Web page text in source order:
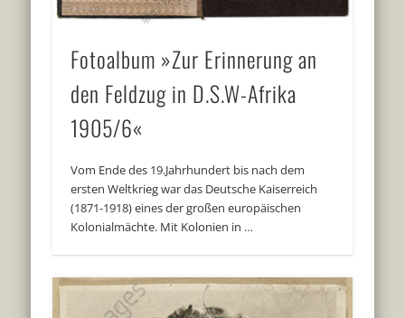
Fotoalbum »Zur Erinnerung an
den Feldzug in D.S.W-Afrika
1905/6«
Vom Ende des 19.Jahrhundert bis nach dem
ersten Weltkrieg war das Deutsche Kaiserreich
(1871-1918) eines der großen europäischen
Kolonialmächte. Mit Kolonien in …